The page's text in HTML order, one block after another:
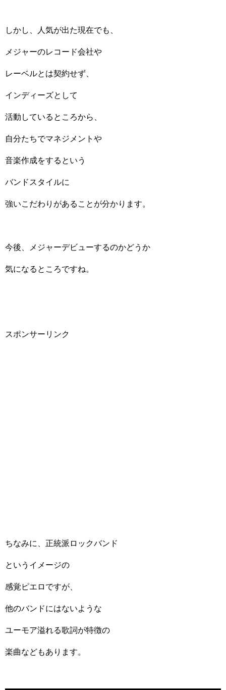
しかし、人気が出た現在でも、
メジャーのレコード会社や
レーベルとは契約せず、
インディーズとして
活動しているところから、
自分たちでマネジメントや
音楽作成をするという
バンドスタイルに
強いこだわりがあることが分かります。
今後、メジャーデビューするのかどうか
気になるところですね。
スポンサーリンク
ちなみに、正統派ロックバンド
というイメージの
感覚ピエロですが、
他のバンドにはないような
ユーモア溢れる歌詞が特徴の
楽曲などもあります。